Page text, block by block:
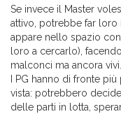
Se invece il Master
attivo, potrebbe far loro
appare nello spazio
loro a cercarlo),
malconci ma ancora vivi.
I PG hanno di fronte
vista: potrebbero
delle parti in lotta,